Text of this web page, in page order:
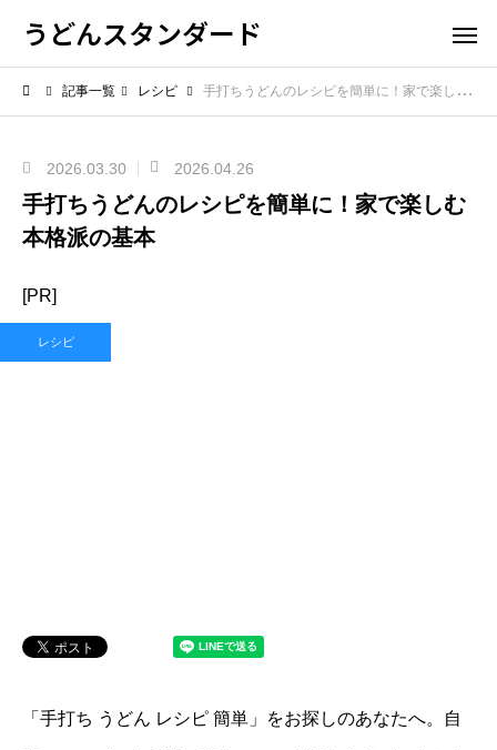
うどんスタンダード
記事一覧 レシピ 手打ちうどんのレシピを簡単に！家で楽しむ本格派の基本
2026.03.30 2026.04.26
手打ちうどんのレシピを簡単に！家で楽しむ
本格派の基本
[PR]
レシピ
「手打ち うどん レシピ 簡単」をお探しのあなたへ。自